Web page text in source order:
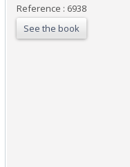
Reference : 6938
See the book